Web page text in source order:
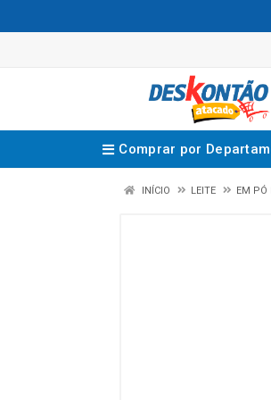
Comprar por
INÍCIO LEITE EM PÓ